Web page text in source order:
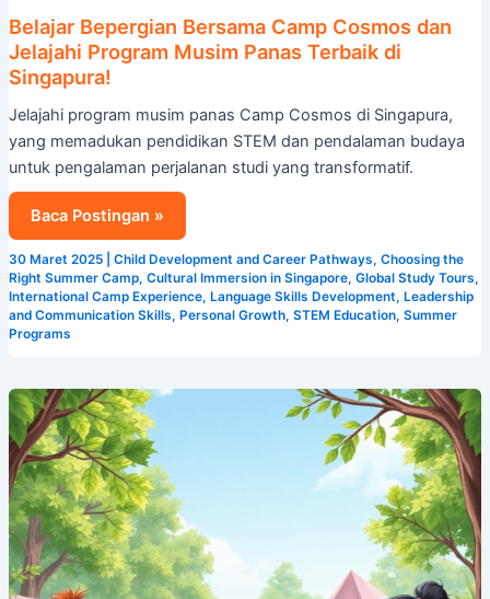
Belajar Bepergian Bersama Camp Cosmos dan
Jelajahi Program Musim Panas Terbaik di
Singapura!
Jelajahi program musim panas Camp Cosmos di Singapura,
yang memadukan pendidikan STEM dan pendalaman budaya
untuk pengalaman perjalanan studi yang transformatif.
Jelajahi
Program
Musim
Panas
Terbaik
di
Singapura!
Baca Postingan »
30 Maret 2025 Child Development and Career Pathways, Choosing the
Right Summer Camp, Cultural Immersion in Singapore, Global Study Tours,
International Camp Experience, Language Skills Development, Leadership
and Communication Skills, Personal Growth, STEM Education, Summer
Programs
Raih
Kemajuan
Akademik
dengan
Program
Musim
Panas
Camp